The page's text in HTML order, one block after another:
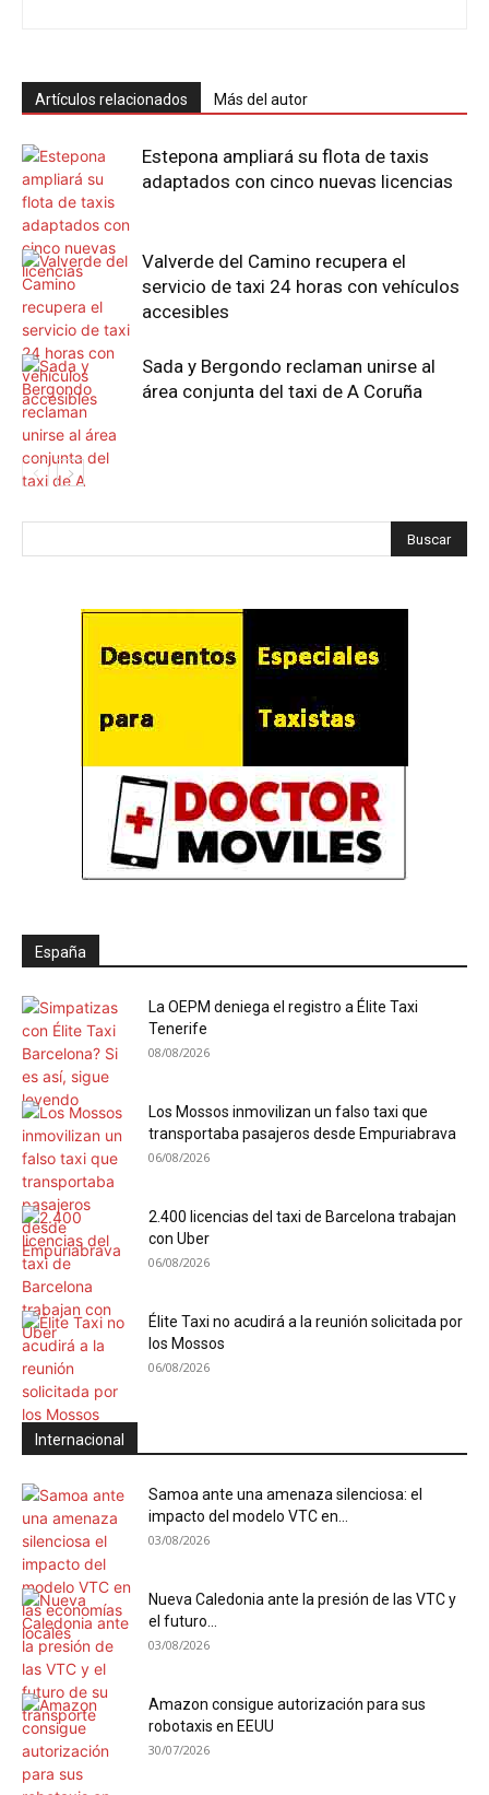
Artículos relacionados Más del autor
Estepona ampliará su flota de taxis
adaptados con cinco nuevas licencias
Valverde del Camino recupera el
servicio de taxi 24 horas con vehículos
accesibles
Sada y Bergondo reclaman unirse al
área conjunta del taxi de A Coruña
España
La OEPM deniega el registro a Élite Taxi
Tenerife
08/08/2026
Los Mossos inmovilizan un falso taxi que
transportaba pasajeros desde Empuriabrava
06/08/2026
2.400 licencias del taxi de Barcelona trabajan
con Uber
06/08/2026
Élite Taxi no acudirá a la reunión solicitada por
los Mossos
06/08/2026
Internacional
Samoa ante una amenaza silenciosa: el
impacto del modelo VTC en...
03/08/2026
Nueva Caledonia ante la presión de las VTC y
el futuro...
03/08/2026
Amazon consigue autorización para sus
robotaxis en EEUU
30/07/2026